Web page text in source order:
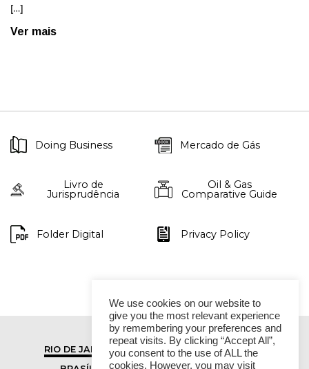
[…]
Ver mais
Doing Business Mercado de Gás
Livro de
Jurisprudência
Oil & Gas
Comparative Guide
Folder Digital Privacy Policy
RIO DE JANEIRO
SÃO PAULO
We use cookies on our website to
give you the most relevant experience
by remembering your preferences and
repeat visits. By clicking “Accept All”,
you consent to the use of ALL the
cookies. However, you may visit